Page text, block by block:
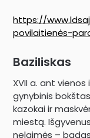
https://
povilaitienės-
Baziliskas
XVII a. ant
gynybinis
kazokai ir
miestą.
nelaimės –